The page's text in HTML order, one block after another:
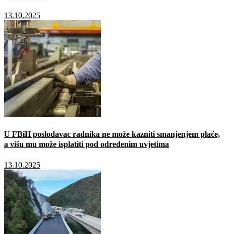
13.10.2025
U FBiH poslodavac radnika ne može kazniti smanjenjem plaće,
a višu mu može isplatiti pod određenim uvjetima
13.10.2025